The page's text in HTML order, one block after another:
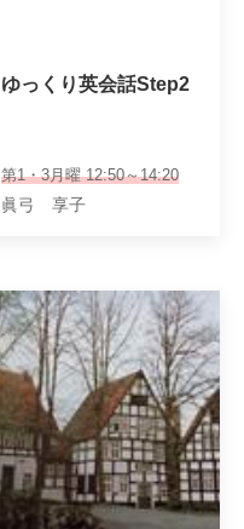
ゆっくり英会話Step2
第1・3月曜 12:50～14:20
眞弓 享子